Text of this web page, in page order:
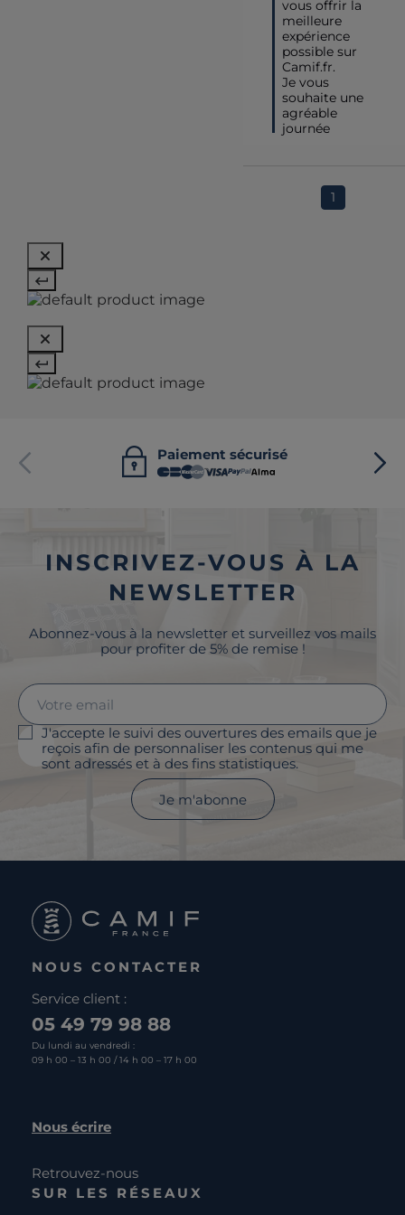
vous offrir la
meilleure
expérience
possible sur
Camif.fr.
Je vous
souhaite une
agréable
journée
1
Paiement sécurisé
INSCRIVEZ-VOUS À LA
NEWSLETTER
Abonnez-vous à la newsletter et surveillez vos mails
pour profiter de 5% de remise !
J'accepte le suivi des ouvertures des emails que je
reçois afin de personnaliser les contenus qui me
sont adressés et à des fins statistiques.
Je m'abonne
NOUS CONTACTER
Service client :
05 49 79 98 88
Du lundi au vendredi :
09 h 00 – 13 h 00 / 14 h 00 – 17 h 00
Nous écrire
Retrouvez-nous
SUR LES RÉSEAUX